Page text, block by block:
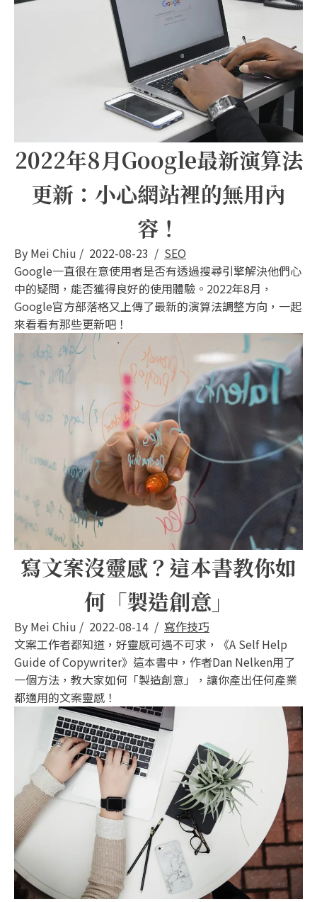
2022年8月Google最新演算法
更新：小心網站裡的無用內
容！
By Mei Chiu / 2022-08-23 / SEO
Google一直很在意使用者是否有透過搜尋引擎解決他們心
中的疑問，能否獲得良好的使用體驗。2022年8月，
Google官方部落格又上傳了最新的演算法調整方向，一起
來看看有那些更新吧！
寫文案沒靈感？這本書教你如
何「製造創意」
By Mei Chiu / 2022-08-14 / 寫作技巧
文案工作者都知道，好靈感可遇不可求，《A Self Help
Guide of Copywriter》這本書中，作者Dan Nelken用了
一個方法，教大家如何「製造創意」，讓你產出任何產業
都適用的文案靈感！